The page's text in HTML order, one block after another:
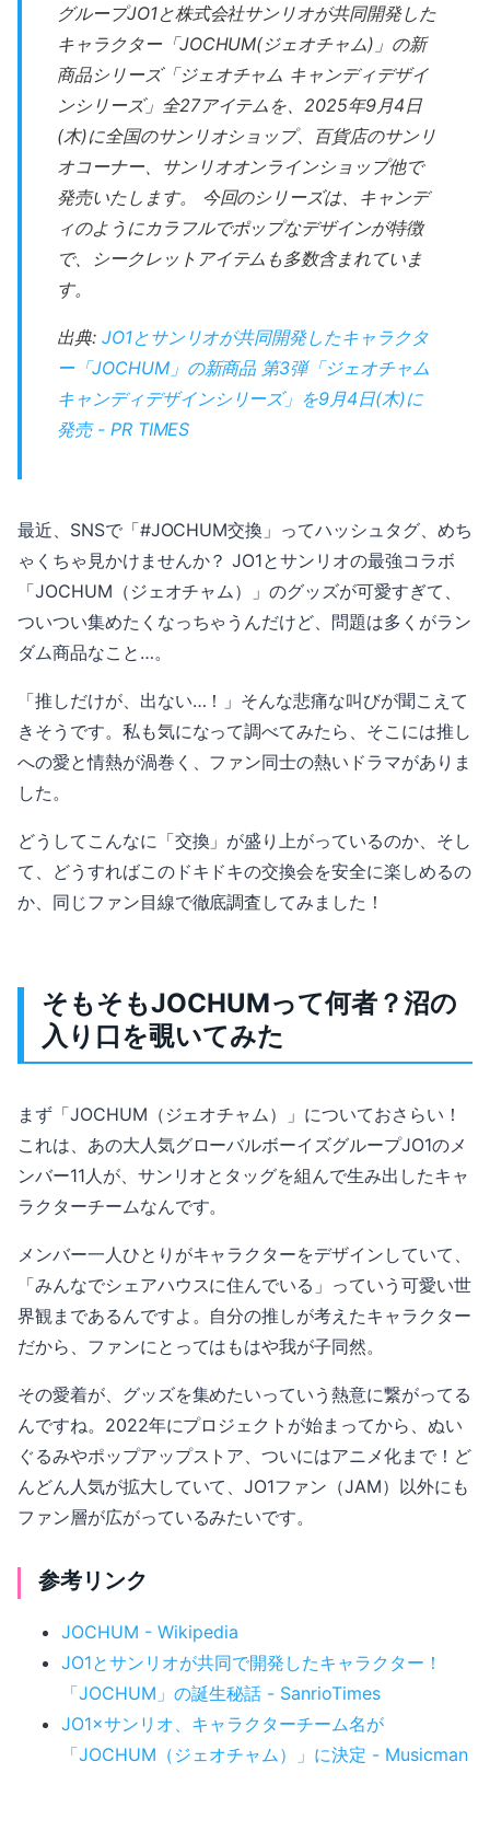
グループJO1と株式会社サンリオが共同開発した
キャラクター「JOCHUM(ジェオチャム)」の新
商品シリーズ「ジェオチャム キャンディデザイ
ンシリーズ」全27アイテムを、2025年9月4日
(木)に全国のサンリオショップ、百貨店のサンリ
オコーナー、サンリオオンラインショップ他で
発売いたします。 今回のシリーズは、キャンデ
ィのようにカラフルでポップなデザインが特徴
で、シークレットアイテムも多数含まれていま
す。
出典: JO1とサンリオが共同開発したキャラクタ
ー「JOCHUM」の新商品 第3弾「ジェオチャム
キャンディデザインシリーズ」を9月4日(木)に
発売 - PR TIMES
最近、SNSで「#JOCHUM交換」ってハッシュタグ、めち
ゃくちゃ見かけませんか？ JO1とサンリオの最強コラボ
「JOCHUM（ジェオチャム）」のグッズが可愛すぎて、
ついつい集めたくなっちゃうんだけど、問題は多くがラン
ダム商品なこと…。
「推しだけが、出ない…！」そんな悲痛な叫びが聞こえて
きそうです。私も気になって調べてみたら、そこには推し
への愛と情熱が渦巻く、ファン同士の熱いドラマがありま
した。
どうしてこんなに「交換」が盛り上がっているのか、そし
て、どうすればこのドキドキの交換会を安全に楽しめるの
か、同じファン目線で徹底調査してみました！
そもそもJOCHUMって何者？沼の
入り口を覗いてみた
まず「JOCHUM（ジェオチャム）」についておさらい！
これは、あの大人気グローバルボーイズグループJO1のメ
ンバー11人が、サンリオとタッグを組んで生み出したキャ
ラクターチームなんです。
メンバー一人ひとりがキャラクターをデザインしていて、
「みんなでシェアハウスに住んでいる」っていう可愛い世
界観まであるんですよ。自分の推しが考えたキャラクター
だから、ファンにとってはもはや我が子同然。
その愛着が、グッズを集めたいっていう熱意に繋がってる
んですね。2022年にプロジェクトが始まってから、ぬい
ぐるみやポップアップストア、ついにはアニメ化まで！ど
んどん人気が拡大していて、JO1ファン（JAM）以外にも
ファン層が広がっているみたいです。
参考リンク
JOCHUM - Wikipedia
JO1とサンリオが共同で開発したキャラクター！
「JOCHUM」の誕生秘話 - SanrioTimes
JO1×サンリオ、キャラクターチーム名が
「JOCHUM（ジェオチャム）」に決定 - Musicman